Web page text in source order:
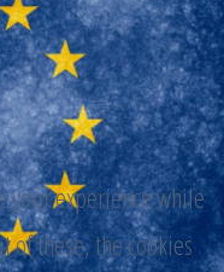
your experience while
of these, the cookies